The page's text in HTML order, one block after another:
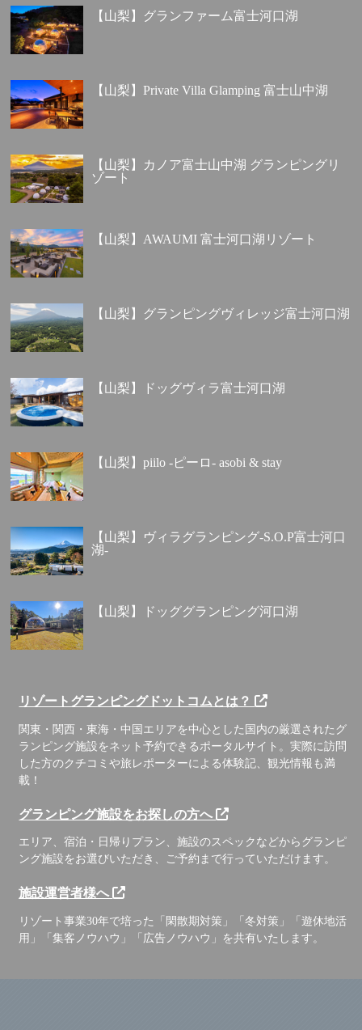
【山梨】グランファーム富士河口湖
【山梨】Private Villa Glamping 富士山中湖
【山梨】カノア富士山中湖 グランピングリ
ゾート
【山梨】AWAUMI 富士河口湖リゾート
【山梨】グランピングヴィレッジ富士河口湖
【山梨】ドッグヴィラ富士河口湖
【山梨】piilo -ピーロ- asobi & stay
【山梨】ヴィラグランピング-S.O.P富士河口
湖-
【山梨】ドッググランピング河口湖
リゾートグランピングドットコムとは？
関東・関西・東海・中国エリアを中心とした国内の厳選されたグ
ランピング施設をネット予約できるポータルサイト。実際に訪問
した方のクチコミや旅レポーターによる体験記、観光情報も満
載！
グランピング施設をお探しの方へ
エリア、宿泊・日帰りプラン、施設のスペックなどからグランピ
ング施設をお選びいただき、ご予約まで行っていただけます。
施設運営者様へ
リゾート事業30年で培った「閑散期対策」「冬対策」「遊休地活
用」「集客ノウハウ」「広告ノウハウ」を共有いたします。